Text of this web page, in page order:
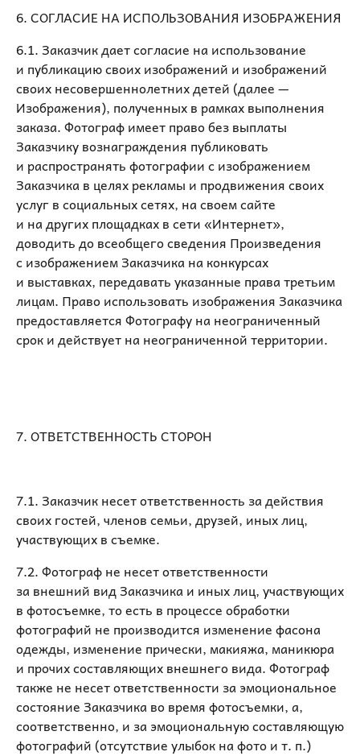
6. СОГЛАСИЕ НА ИСПОЛЬЗОВАНИЯ ИЗОБРАЖЕНИЯ
6.1. Заказчик дает согласие на использование
и публикацию своих изображений и изображений
своих несовершеннолетних детей (далее —
Изображения), полученных в рамках выполнения
заказа. Фотограф имеет право без выплаты
Заказчику вознаграждения публиковать
и распространять фотографии с изображением
Заказчика в целях рекламы и продвижения своих
услуг в социальных сетях, на своем сайте
и на других площадках в сети «Интернет»,
доводить до всеобщего сведения Произведения
с изображением Заказчика на конкурсах
и выставках, передавать указанные права третьим
лицам. Право использовать изображения Заказчика
предоставляется Фотографу на неограниченный
срок и действует на неограниченной территории.
7. ОТВЕТСТВЕННОСТЬ СТОРОН
7.1. Заказчик несет ответственность за действия
своих гостей, членов семьи, друзей, иных лиц,
участвующих в съемке.
7.2. Фотограф не несет ответственности
за внешний вид Заказчика и иных лиц, участвующих
в фотосъемке, то есть в процессе обработки
фотографий не производится изменение фасона
одежды, изменение прически, макияжа, маникюра
и прочих составляющих внешнего вида. Фотограф
также не несет ответственности за эмоциональное
состояние Заказчика во время фотосъемки, а,
соответственно, и за эмоциональную составляющую
фотографий (отсутствие улыбок на фото и т. п.)